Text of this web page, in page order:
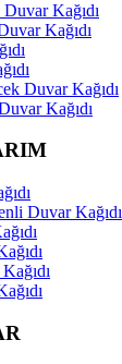
Kağıdı
Kağıdı
Duvar Kağıdı
Kağıdı
Duvar Kağıdı